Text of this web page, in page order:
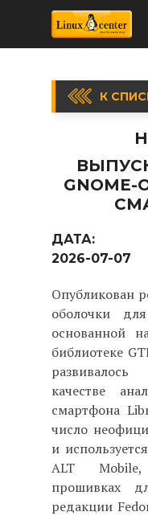
К
ДАТА:
2026-07-07
Опубликован
оболочки
основанной
библиотеке
качестве
смартфона
число
и
ALT
прошивках
редакции